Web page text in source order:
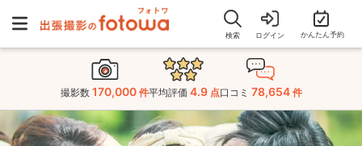
検索 ログイン かんたん予約
撮影数 170,000 件平均評価 4.9 点口コミ 78,654 件